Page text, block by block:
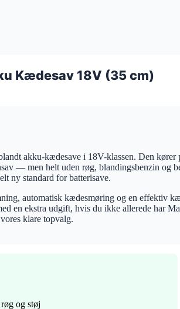
Kædesav 18V (35 cm)
akku-kædesave i 18V-klassen. Den
— men helt uden røg, blandingsbenzin og
ny standard for batterisave.
automatisk kædesmøring og en effektiv
en ekstra udgift, hvis du ikke allerede
klare topvalg.
og støj